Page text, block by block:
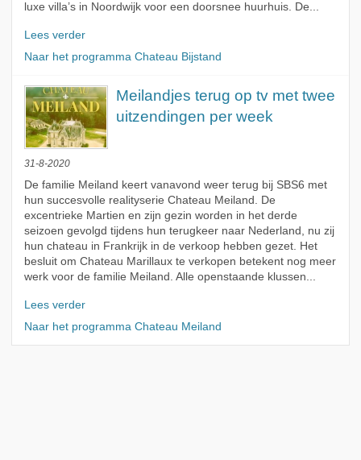
luxe villa’s in Noordwijk voor een doorsnee huurhuis. De...
Lees verder
Naar het programma Chateau Bijstand
Meilandjes terug op tv met twee
uitzendingen per week
31-8-2020
De familie Meiland keert vanavond weer terug bij SBS6 met
hun succesvolle realityserie Chateau Meiland. De
excentrieke Martien en zijn gezin worden in het derde
seizoen gevolgd tijdens hun terugkeer naar Nederland, nu zij
hun chateau in Frankrijk in de verkoop hebben gezet. Het
besluit om Chateau Marillaux te verkopen betekent nog meer
werk voor de familie Meiland. Alle openstaande klussen...
Lees verder
Naar het programma Chateau Meiland